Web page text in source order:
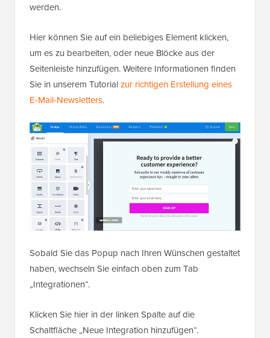
werden.
Hier können Sie auf ein beliebiges Element klicken,
um es zu bearbeiten, oder neue Blöcke aus der
Seitenleiste hinzufügen. Weitere Informationen finden
Sie in unserem Tutorialzur richtigen Erstellung eines
E-Mail-Newsletters.
Sobald Sie das Popup nach Ihren Wünschen gestaltet
haben, wechseln Sie einfach oben zum Tab
„Integrationen“.
Klicken Sie hier in der linken Spalte auf die
Schaltfläche „Neue Integration hinzufügen“.